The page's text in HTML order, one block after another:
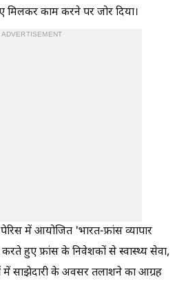
मिलकर काम करने पर जोर दिया।
ADVERTISEMENT
पेरिस में आयोजित 'भारत-फ्रांस व्यापार
हुए फ्रांस के निवेशकों से स्वास्थ्य सेवा,
में साझेदारी के अवसर तलाशने का आग्रह